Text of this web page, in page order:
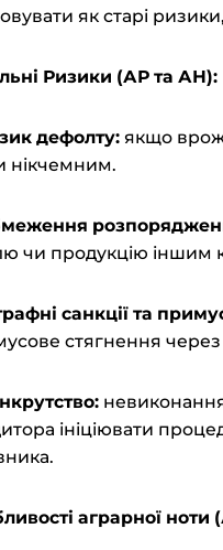
як старі
Ризики (АР та АН):
дефолту: якщо
нікчемним.
р
чи продукцію іншим
санкції та п
стягнення
ініціювати
аграрної ноти